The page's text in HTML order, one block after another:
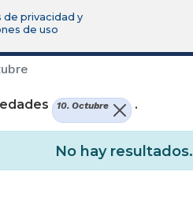
de privacidad y
de uso
10. Octubre .
No hay resultados.